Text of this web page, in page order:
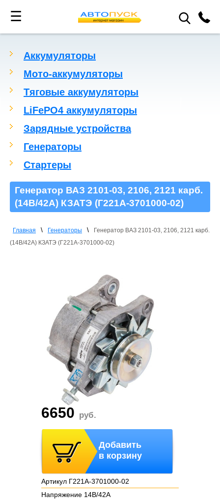
☰
Аккумуляторы
Мото-аккумуляторы
Тяговые аккумуляторы
LiFePO4 аккумуляторы
Зарядные устройства
Генераторы
Стартеры
Генератор ВАЗ 2101-03, 2106, 2121 карб.
(14В/42А) КЗАТЭ (Г221А-3701000-02)
Главная \ Генераторы \
Генератор ВАЗ 2101-03, 2106, 2121 карб.
(14В/42А) КЗАТЭ (Г221А-3701000-02)
6650 руб.
Добавить
в корзину
Артикул Г221А-3701000-02
Напряжение 14В/42А